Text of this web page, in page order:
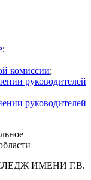
;
комиссии;
руководителей
руководителей
ИМЕНИ Г.В.